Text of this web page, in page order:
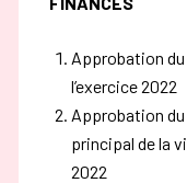
Approbation
l’exercice 2022
Approbation
principal de la
2022